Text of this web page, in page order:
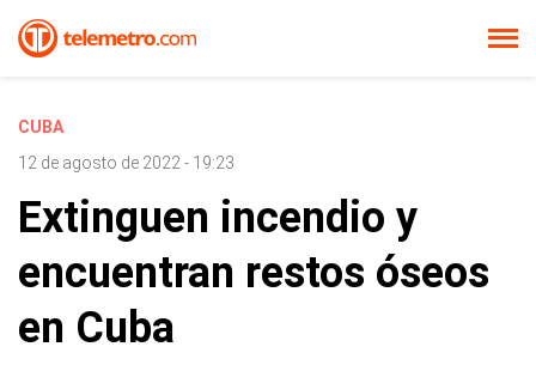
CUBA
12 de agosto de 2022 - 19:23
Extinguen incendio y
encuentran restos óseos
en Cuba